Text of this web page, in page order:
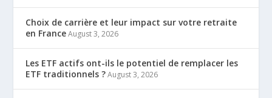
Choix de carrière et leur impact sur votre retraite
en France August 3, 2026
Les ETF actifs ont-ils le potentiel de remplacer les
ETF traditionnels ? August 3, 2026